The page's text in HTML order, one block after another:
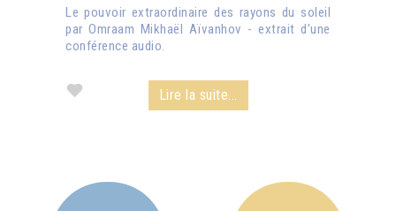
Le pouvoir extraordinaire des rayons du soleil
par Omraam Mikhaël Aïvanhov - extrait d'une
conférence audio.
Lire la suite...